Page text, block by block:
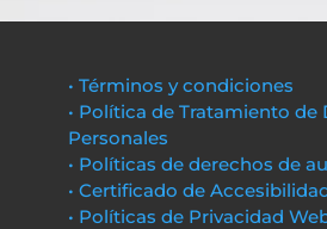
• Términos y condiciones
• Política de Tratamiento de
Personales
• Políticas de derechos de
• Certificado de
• Políticas de Privacidad